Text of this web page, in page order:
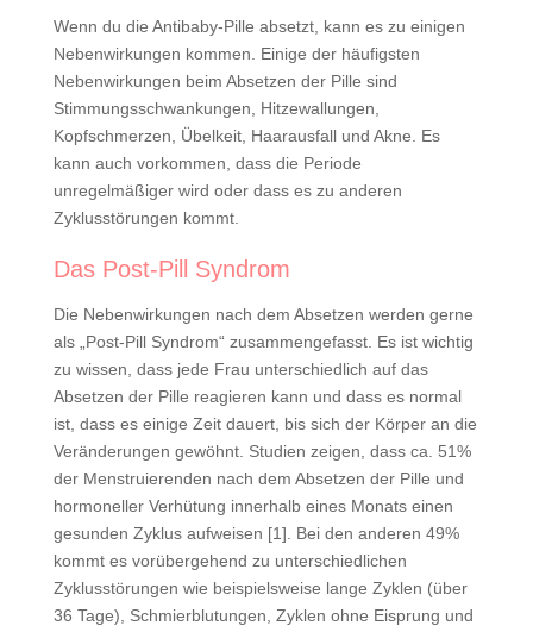
Wenn du die Antibaby-Pille absetzt, kann es zu einigen
Nebenwirkungen kommen. Einige der häufigsten
Nebenwirkungen beim Absetzen der Pille sind
Stimmungsschwankungen, Hitzewallungen,
Kopfschmerzen, Übelkeit, Haarausfall und Akne. Es
kann auch vorkommen, dass die Periode
unregelmäßiger wird oder dass es zu anderen
Zyklusstörungen kommt.
Das Post-Pill Syndrom
Die Nebenwirkungen nach dem Absetzen werden gerne
als „Post-Pill Syndrom“ zusammengefasst. Es ist wichtig
zu wissen, dass jede Frau unterschiedlich auf das
Absetzen der Pille reagieren kann und dass es normal
ist, dass es einige Zeit dauert, bis sich der Körper an die
Veränderungen gewöhnt. Studien zeigen, dass ca. 51%
der Menstruierenden nach dem Absetzen der Pille und
hormoneller Verhütung innerhalb eines Monats einen
gesunden Zyklus aufweisen [1]. Bei den anderen 49%
kommt es vorübergehend zu unterschiedlichen
Zyklusstörungen wie beispielsweise lange Zyklen (über
36 Tage), Schmierblutungen, Zyklen ohne Eisprung und